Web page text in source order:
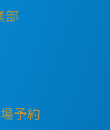
予約